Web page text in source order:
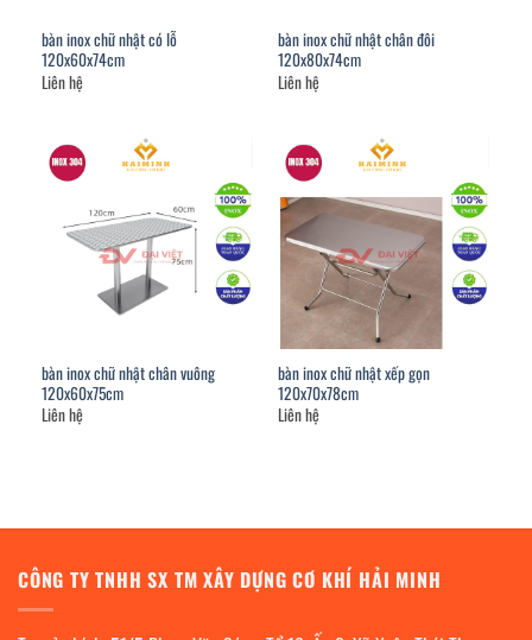
bàn inox chữ nhật có lỗ
120x60x74cm
Liên hệ
bàn inox chữ nhật chân đôi
120x80x74cm
Liên hệ
bàn inox chữ nhật chân vuông
120x60x75cm
Liên hệ
bàn inox chữ nhật xếp gọn
120x70x78cm
Liên hệ
CÔNG TY TNHH SX TM XÂY DỰNG CƠ KHÍ HẢI MINH